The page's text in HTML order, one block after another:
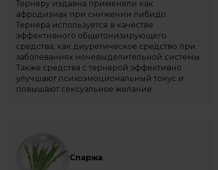
Тернеру издавна применяли как
афродизиак при снижении либидо.
Тернера используется в качестве
эффективного общетонизирующего
средства, как диуретическое средство при
заболеваниях мочевыделительной системы.
Также средства с тернерой эффективно
улучшают психоэмоциональный тонус и
повышают сексуальное желание.
Спаржа